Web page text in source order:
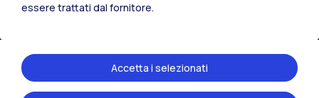
essere trattati dal fornitore.
Accetta i selezionati